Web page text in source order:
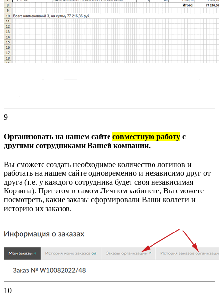
9
Организовать на нашем сайте совместную работу с
другими сотрудниками Вашей компании.
Вы сможете создать необходимое количество логинов и
работать на нашем сайте одновременно и независимо друг от
друга (т.е. у каждого сотрудника будет своя независимая
Корзина). При этом в самом Личном кабинете, Вы сможете
посмотреть, какие заказы сформировали Ваши коллеги и
историю их заказов.
10